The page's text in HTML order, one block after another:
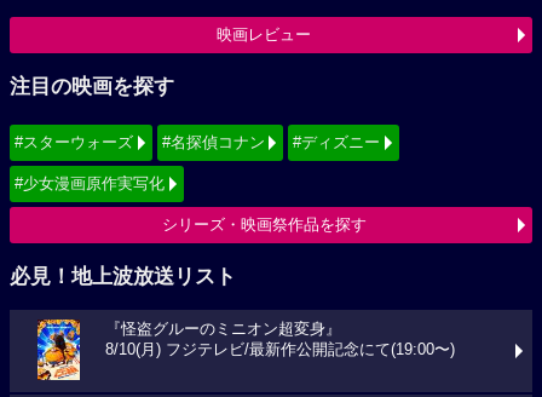
映画レビュー
注目の映画を探す
#スターウォーズ #名探偵コナン #ディズニー
#少女漫画原作実写化
シリーズ・映画祭作品を探す
必見！地上波放送リスト
『怪盗グルーのミニオン超変身』
8/10(月) フジテレビ/最新作公開記念にて(19:00〜)